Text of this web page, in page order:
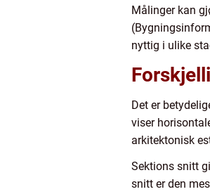
Målinger kan
nyttig i ulike
Det er
viser
arkitektonisk
Sektions snitt
snitt er den